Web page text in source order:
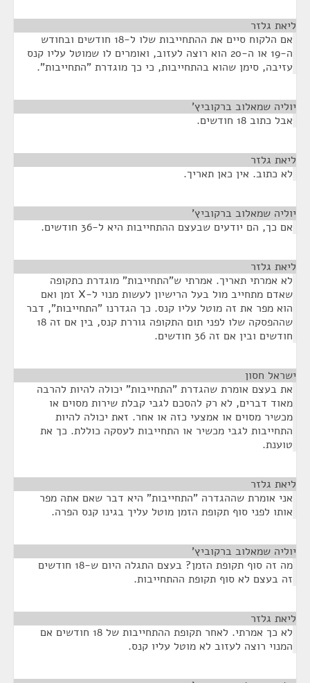
ליאת גלזר
אם הלקוח סיים את ההתחייבות שלו ל-18 חודשים ובחודש
ה-19 או ה-20 הוא רוצה לעזוב, ואומרים לו שמוטל עליו קנס
עזיבה, סימן שהוא בהתחייבות, כי כך מוגדרת "התחייבות".
יוליה שמאלוב ברקוביץ'
אבל כתוב 18 חודשים.
ליאת גלזר
לא כתוב. אין כאן תאריך.
יוליה שמאלוב ברקוביץ'
אם כך, הם יודעים שבעצם ההתחייבות היא ל-36 חודשים.
ליאת גלזר
לא אמרתי תאריך. אמרתי ש"התחייבות" מוגדרת כתקופה
שאדם מתחייב מול בעל הרישיון לעשות מנוי ל-X זמן ואם
הוא מפר את זה מוטל עליו קנס. כך הגדרנו "התחייבות", דבר
שההפסקה שלו לפני תום התקופה גוררת קנס, בין אם זה 18
חודשים ובין אם זה 36 חודשים.
ישראל חסון
את בעצם אומרת שהגדרת "התחייבות" יכולה להיות להרבה
מאוד דברים, לא רק להסכם לגבי קבלת שירות מסוים או
מכשיר מסוים או אמצעי כזה או אחר. זאת יכולה להיות
התחייבות לגבי מכשיר או התחייבות לעסקה כוללת. כך את
טוענת.
ליאת גלזר
אני אומרת שההגדרה "התחייבות" היא דבר שאם אתה מפר
אותו לפני סוף תקופת הזמן מוטל עליך בגינו קנס הפרה.
יוליה שמאלוב ברקוביץ'
מה זה סוף תקופת הזמן? בעצם התגלה היום ש-18 חודשים
זה בעצם לא סוף תקופת ההתחייבות.
ליאת גלזר
לא כך אמרתי. לאחר תקופת ההתחייבות של 18 חודשים אם
המנוי רוצה לעזוב לא מוטל עליו קנס.